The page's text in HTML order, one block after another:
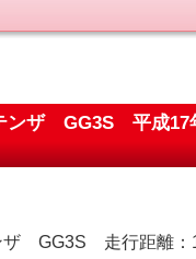
ンザ GG3S 平成
GG3S 走行距離：